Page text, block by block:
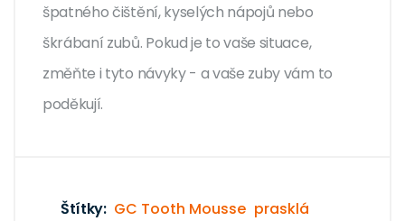
špatného čištění, kyselých nápojů nebo
škrábaní zubů. Pokud je to vaše situace,
změňte i tyto návyky - a vaše zuby vám to
poděkují.
Štítky: GC Tooth Mousse prasklá